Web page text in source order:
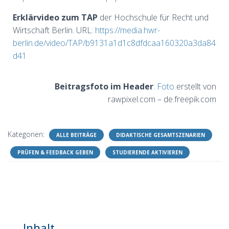
Erklärvideo zum TAP der Hochschule für Recht und
Wirtschaft Berlin. URL: https://media.hwr-
berlin.de/video/TAP/b9131a1d1c8dfdcaa160320a3da84
d41
Beitragsfoto im Header: Foto erstellt von
rawpixel.com – de.freepik.com
Kategorien: ALLE BEITRÄGE DIDAKTISCHE GESAMTSZENARIEN
PRÜFEN & FEEDBACK GEBEN STUDIERENDE AKTIVIEREN